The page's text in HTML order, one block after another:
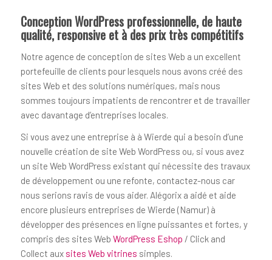
Conception WordPress professionnelle, de haute
qualité, responsive et à des prix très compétitifs
Notre agence de conception de sites Web a un excellent
portefeuille de clients pour lesquels nous avons créé des
sites Web et des solutions numériques, mais nous
sommes toujours impatients de rencontrer et de travailler
avec davantage d’entreprises locales.
Si vous avez une entreprise à à Wierde qui a besoin d’une
nouvelle création de site Web WordPress ou, si vous avez
un site Web WordPress existant qui nécessite des travaux
de développement ou une refonte, contactez-nous car
nous serions ravis de vous aider. Alégorix a aidé et aide
encore plusieurs entreprises de Wierde (Namur) à
développer des présences en ligne puissantes et fortes, y
compris des sites Web WordPress Eshop / Click and
Collect aux sites Web vitrines simples.